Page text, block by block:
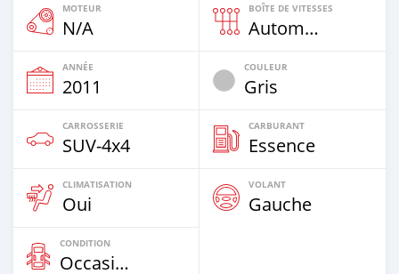
MOTEUR
N/A
BOÎTE DE VITESSES
Automatique
ANNÉE
2011
COULEUR
Gris
CARROSSERIE
SUV‒4x4
CARBURANT
Essence
CLIMATISATION
Oui
VOLANT
Gauche
CONDITION
Occasion